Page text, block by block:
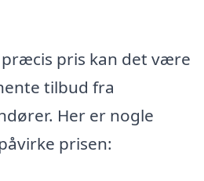
præcis pris kan det være
tilbud fra
Her er nogle
prisen: